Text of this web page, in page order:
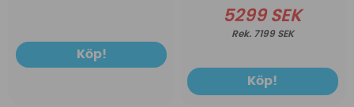
Köp!
5299 SEK
7199 SEK
Köp!